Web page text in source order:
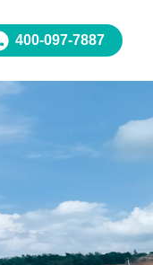
400-097-7887